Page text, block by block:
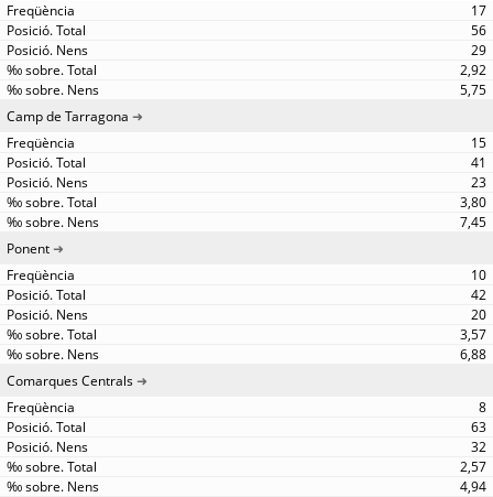
17
56
29
2,92
5,75
Camp de Tarragona
15
41
23
3,80
7,45
Ponent
10
42
20
3,57
6,88
Comarques Centrals
8
63
32
2,57
4,94